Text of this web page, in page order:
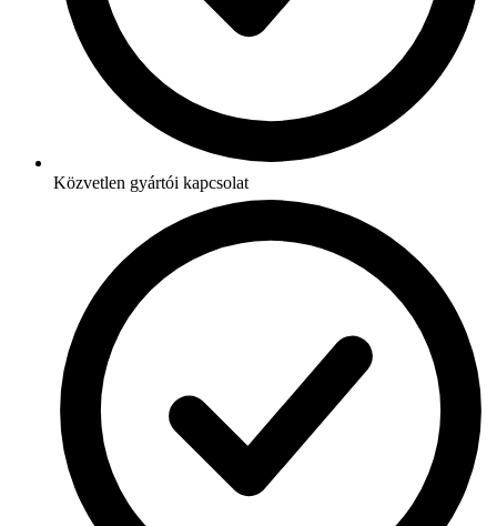
Közvetlen gyártói kapcsolat